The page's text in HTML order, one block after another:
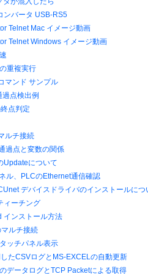
ンバータ USB-RS5
Telnet Mac イメージ動画
Telnet Windows イメージ動画
重複実行
マンド サンプル
点検出例
点判定
ルチ接続
過点と変数の関係
Updateについて
ル、PLCのEthernet通信確認
デバイスドライバのインストールにつ
ィーチング
インストール方法
ルチ接続
ッチパネル表示
たCSVログとMS-EXCELの自動更新
データログとTCP Packetによる取得